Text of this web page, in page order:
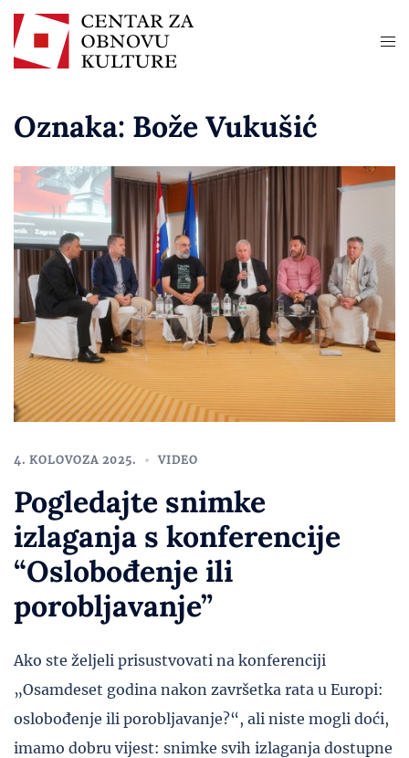
Oznaka: Bože Vukušić
4. KOLOVOZA 2025. VIDEO
Pogledajte snimke
izlaganja s konferencije
“Oslobođenje ili
porobljavanje”
Ako ste željeli prisustvovati na konferenciji
„Osamdeset godina nakon završetka rata u Europi:
oslobođenje ili porobljavanje?“, ali niste mogli doći,
imamo dobru vijest: snimke svih izlaganja dostupne